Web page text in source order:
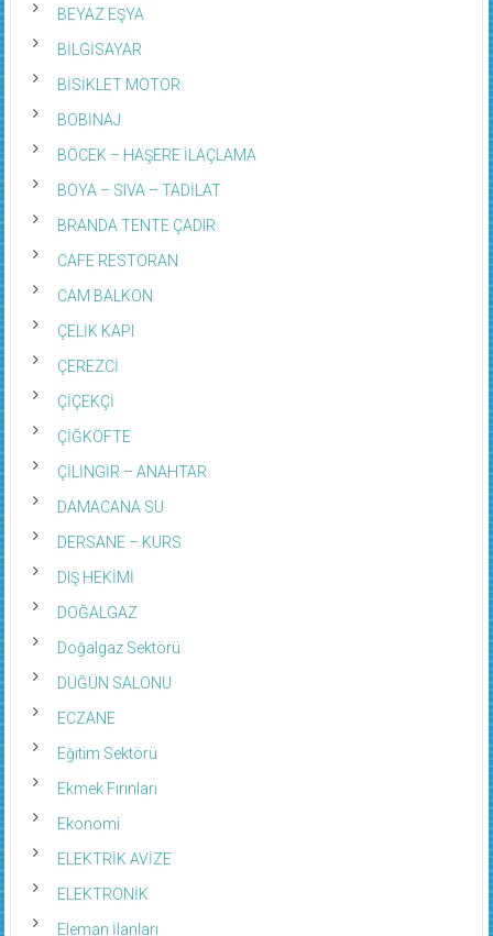
BEYAZ EŞYA
BİLGİSAYAR
BİSİKLET MOTOR
BOBİNAJ
BÖCEK – HAŞERE İLAÇLAMA
BOYA – SIVA – TADİLAT
BRANDA TENTE ÇADIR
CAFE RESTORAN
CAM BALKON
ÇELİK KAPI
ÇEREZCİ
ÇİÇEKÇİ
ÇİĞKÖFTE
ÇİLİNGİR – ANAHTAR
DAMACANA SU
DERSANE – KURS
DIŞ HEKİMİ
DOĞALGAZ
Doğalgaz Sektörü
DÜĞÜN SALONU
ECZANE
Eğitim Sektörü
Ekmek Fırınları
Ekonomi
ELEKTRİK AVİZE
ELEKTRONİK
Eleman İlanları